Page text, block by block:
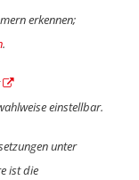
erkennen;
.
einstellbar.
unter
ist die